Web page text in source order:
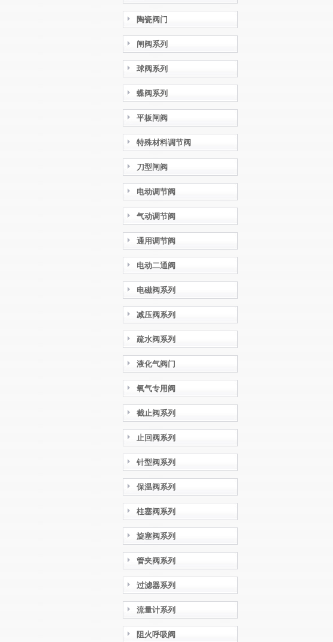
陶瓷阀门
闸阀系列
球阀系列
蝶阀系列
平板闸阀
特殊材料调节阀
刀型闸阀
电动调节阀
气动调节阀
通用调节阀
电动二通阀
电磁阀系列
减压阀系列
疏水阀系列
液化气阀门
氧气专用阀
截止阀系列
止回阀系列
针型阀系列
保温阀系列
柱塞阀系列
旋塞阀系列
管夹阀系列
过滤器系列
流量计系列
阻火呼吸阀